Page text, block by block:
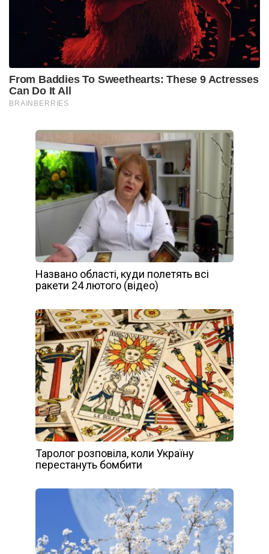
Названо області, куди полетять всі
ракети 24 лютого (відео)
Таролог розповіла, коли Україну
перестануть бомбити